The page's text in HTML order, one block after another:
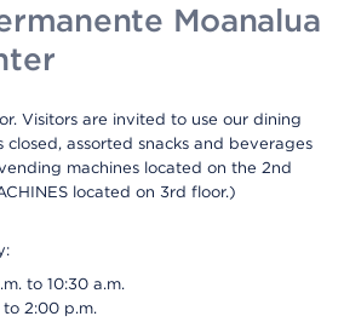
Moanalua
Visitors are invited to use our dining
closed, assorted snacks and beverages
machines located on the 2nd
located on 3rd floor.)
to 10:30 a.m.
to 2:00 p.m.